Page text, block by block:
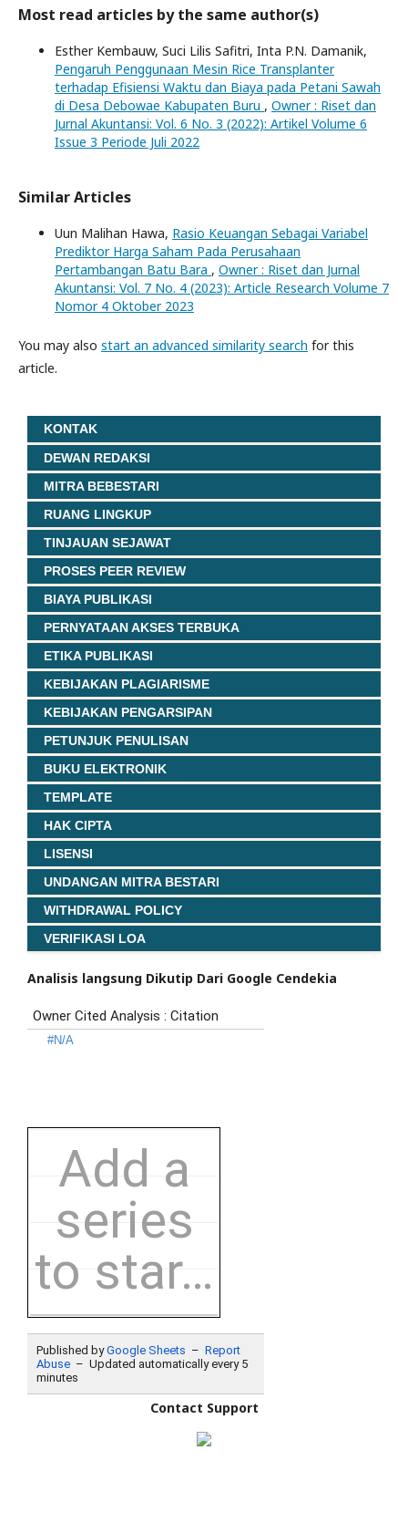
Most read articles by the same author(s)
Esther Kembauw, Suci Lilis Safitri, Inta P.N. Damanik,
Pengaruh Penggunaan Mesin Rice Transplanter
terhadap Efisiensi Waktu dan Biaya pada Petani Sawah
di Desa Debowae Kabupaten Buru , Owner : Riset dan
Jurnal Akuntansi: Vol. 6 No. 3 (2022): Artikel Volume 6
Issue 3 Periode Juli 2022
Similar Articles
Uun Malihan Hawa, Rasio Keuangan Sebagai Variabel
Prediktor Harga Saham Pada Perusahaan
Pertambangan Batu Bara , Owner : Riset dan Jurnal
Akuntansi: Vol. 7 No. 4 (2023): Article Research Volume 7
Nomor 4 Oktober 2023
You may also start an advanced similarity search for this
article.
KONTAK
DEWAN REDAKSI
MITRA BEBESTARI
RUANG LINGKUP
TINJAUAN SEJAWAT
PROSES PEER REVIEW
BIAYA PUBLIKASI
PERNYATAAN AKSES TERBUKA
ETIKA PUBLIKASI
KEBIJAKAN PLAGIARISME
KEBIJAKAN PENGARSIPAN
PETUNJUK PENULISAN
BUKU ELEKTRONIK
TEMPLATE
HAK CIPTA
LISENSI
UNDANGAN MITRA BESTARI
WITHDRAWAL POLICY
VERIFIKASI LOA
Analisis langsung Dikutip Dari Google Cendekia
Contact Support